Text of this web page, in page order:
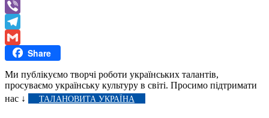
WhatsApp
Viber
Telegram
GmailShare
Ми публікуємо творчі роботи українських талантів,
просуваємо українську культуру в світі. Просимо підтримати
нас ↓
ТАЛАНОВИТА УКРАЇНА